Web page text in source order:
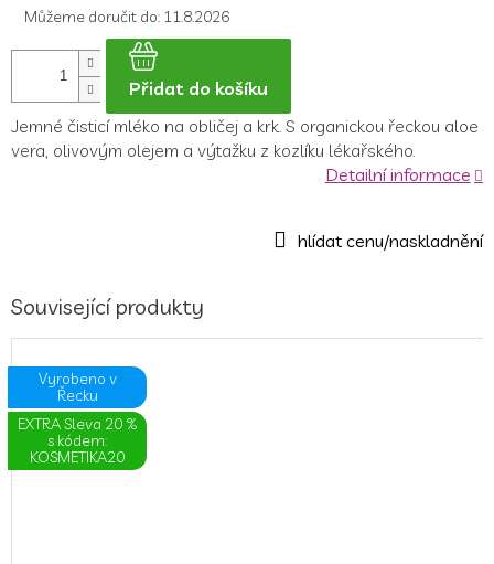
Můžeme doručit do: 11.8.2026
Přidat do košíku
Jemné čisticí mléko na obličej a krk. S organickou řeckou aloe
vera, olivovým olejem a výtažku z kozlíku lékařského.
Detailní informace
Související produkty
Vyrobeno v
Řecku
EXTRA Sleva 20 %
s kódem:
KOSMETIKA20